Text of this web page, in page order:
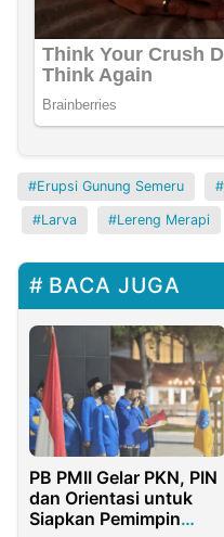
Erupsi Gunung Semeru
Larva Lereng Merapi
BACA JUGA
PB PMII Gelar PKN, PIN
dan Orientasi untuk
Siapkan Pemimpin